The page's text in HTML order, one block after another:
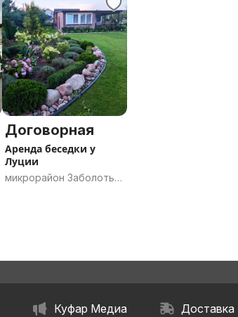
Договорная
Аренда беседки у
Луции
микрорайон Заболоть,
Куфар Медиа Доставка